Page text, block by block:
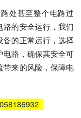
处甚至整个电路过
的安全运行，我们
的正常运行，选择
电路，确保其安全可
带来的风险，保障电